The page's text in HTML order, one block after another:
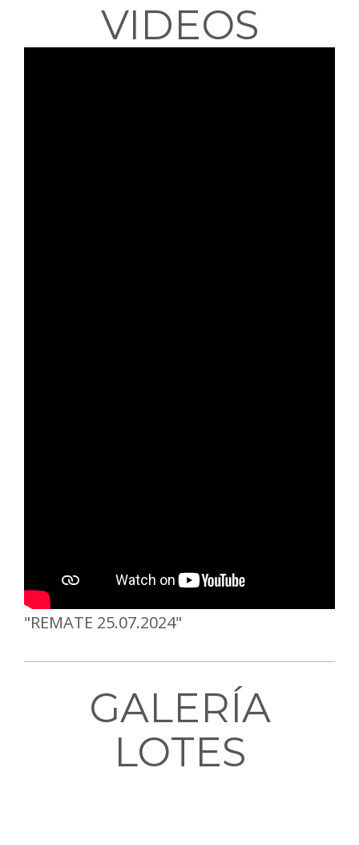
VIDEOS
"REMATE 25.07.2024"
GALERÍA
LOTES